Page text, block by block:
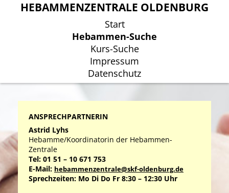
HEBAMMENZENTRALE OLDENBURG
Start
Hebammen-Suche
Kurs-Suche
Impressum
Datenschutz
HEBAMMENZENTRALE OLDENBURG
Start
Hebammen-Suche
Kurs-Suche
Impressum
Datenschutz
ANSPRECHPARTNERIN
Astrid Lyhs
Hebamme/Koordinatorin der Hebammen-
Zentrale
Tel: 01 51 – 10 671 753
E-Mail: hebammenzentrale@skf-oldenburg.de
Sprechzeiten: Mo Di Do Fr 8:30 – 12:30 Uhr